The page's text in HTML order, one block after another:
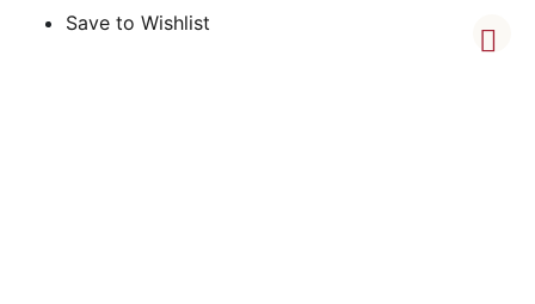
Save to Wishlist